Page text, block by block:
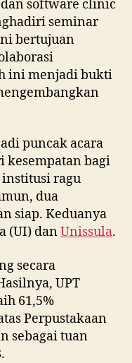
software clinic
seminar
bertujuan
ini menjadi bukti
puncak acara
kesempatan bagi
ragu
dua
siap. Keduanya
(UI) danUnissula.
secara
UPT
61,5%
Perpustakaan
sebagai tuan